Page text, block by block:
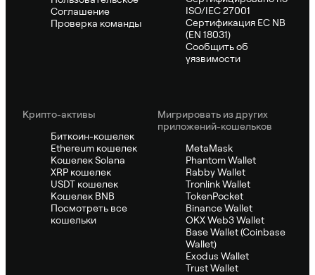
Соглашение
Проверка команды
ISO/IEC 27001
Сертификация ЕС NB
(EN 18031)
Сообщить об
уязвимости
Крипто-активы
Биткоин-кошелек
Ethereum кошелек
Кошелек Solana
XRP кошелек
USDT кошелек
Кошелек BNB
Посмотреть все
кошельки
Мигрировать из других
приложений-кошельков
MetaMask
Phantom Wallet
Rabby Wallet
Tronlink Wallet
TokenPocket
Binance Wallet
OKX Web3 Wallet
Base Wallet (Coinbase
Wallet)
Exodus Wallet
Trust Wallet